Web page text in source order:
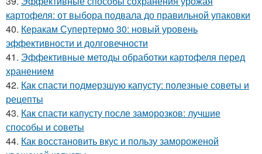
картофеля: от выбора подвала до правильной упаковки
40. Керакам Супертермо 30: новый уровень
эффективности и долговечности
41. Эффективные методы обработки картофеля перед
хранением
42. Как спасти подмерзшую капусту: полезные советы и
рецепты
43. Как спасти капусту после заморозков: лучшие
способы и советы
44. Как восстановить вкус и пользу замороженой